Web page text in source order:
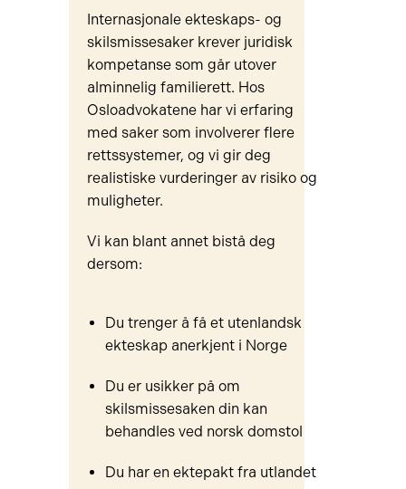
Internasjonale ekteskaps- og
skilsmissesaker krever juridisk
kompetanse som går utover
alminnelig familierett. Hos
Osloadvokatene har vi erfaring
med saker som involverer flere
rettssystemer, og vi gir deg
realistiske vurderinger av risiko og
muligheter.
Vi kan blant annet bistå deg
dersom:
Du trenger å få et utenlandsk
ekteskap anerkjent i Norge
Du er usikker på om
skilsmissesaken din kan
behandles ved norsk domstol
Du har en ektepakt fra utlandet